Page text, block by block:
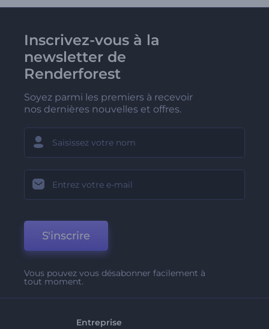
Inscrivez-vous à la
newsletter de
Renderforest
Soyez parmi les premiers à recevoir
nos dernières nouvelles et offres.
S'inscrire
Vous pouvez vous désabonner facilement à
tout moment.
Entreprise